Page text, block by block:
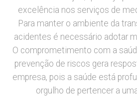
excelência nos serviços de
Para manter o ambiente da
acidentes é necessário adotar
O comprometimento com a
prevenção de riscos gera
empresa, pois a saúde está
orgulho de pertencer a